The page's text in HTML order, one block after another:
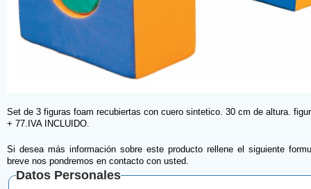
Set de 3 figuras foam recubiertas con cuero sintetico. 30 cm de altura.
+ 77.IVA INCLUIDO.
Si desea más información sobre este producto rellene el siguiente
breve nos pondremos en contacto con usted.
Datos Personales